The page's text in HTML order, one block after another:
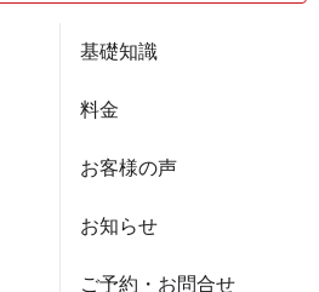
基礎知識
料金
お客様の声
お知らせ
ご予約・お問合せ